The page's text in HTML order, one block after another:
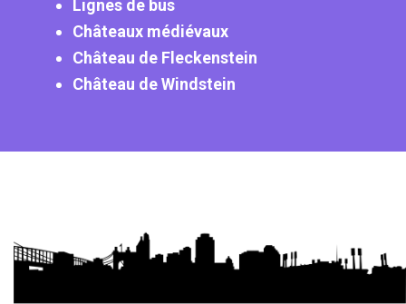
Lignes de bus
Châteaux médiévaux
Château de Fleckenstein
Château de Windstein